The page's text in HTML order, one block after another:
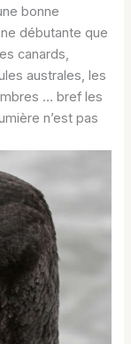
bonne
débutante que
canards,
australes, les
… bref les
n’est pas